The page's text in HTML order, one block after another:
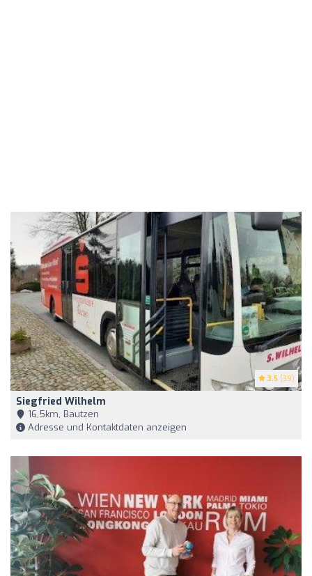
3.5 (39)
Siegfried Wilhelm
16,5km, Bautzen
Adresse und Kontaktdaten anzeigen